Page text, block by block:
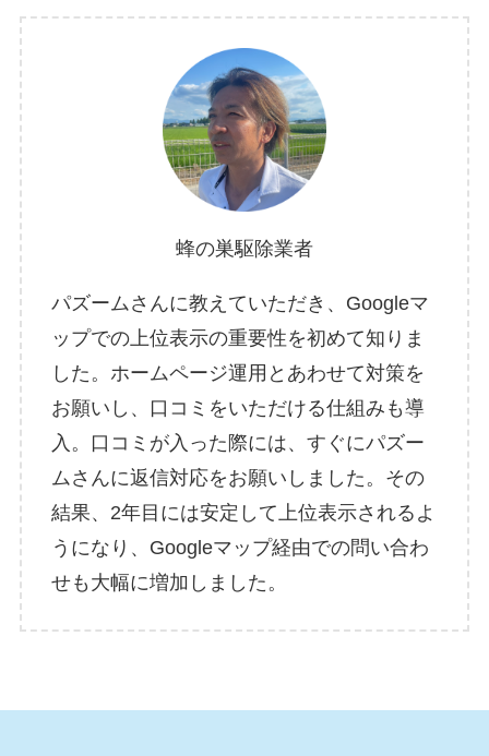
蜂の巣駆除業者
パズームさんに教えていただき、Googleマ
ップでの上位表示の重要性を初めて知りま
した。ホームページ運用とあわせて対策を
お願いし、口コミをいただける仕組みも導
入。口コミが入った際には、すぐにパズー
ムさんに返信対応をお願いしました。その
結果、2年目には安定して上位表示されるよ
うになり、Googleマップ経由での問い合わ
せも大幅に増加しました。